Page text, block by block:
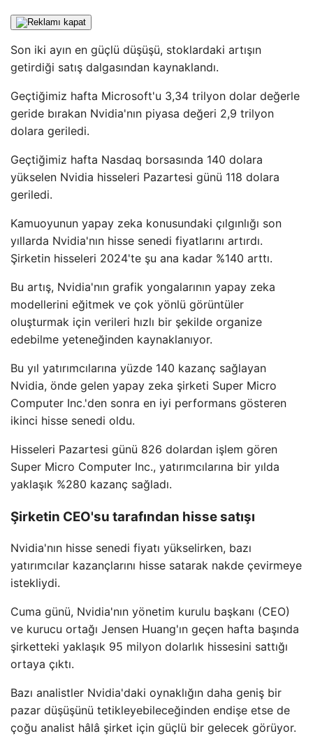
Son iki ayın en güçlü düşüşü, stoklardaki artışın
getirdiği satış dalgasından kaynaklandı.
Geçtiğimiz hafta Microsoft'u 3,34 trilyon dolar değerle
geride bırakan Nvidia'nın piyasa değeri 2,9 trilyon
dolara geriledi.
Geçtiğimiz hafta Nasdaq borsasında 140 dolara
yükselen Nvidia hisseleri Pazartesi günü 118 dolara
geriledi.
Kamuoyunun yapay zeka konusundaki çılgınlığı son
yıllarda Nvidia'nın hisse senedi fiyatlarını artırdı.
Şirketin hisseleri 2024'te şu ana kadar %140 arttı.
Bu artış, Nvidia'nın grafik yongalarının yapay zeka
modellerini eğitmek ve çok yönlü görüntüler
oluşturmak için verileri hızlı bir şekilde organize
edebilme yeteneğinden kaynaklanıyor.
Bu yıl yatırımcılarına yüzde 140 kazanç sağlayan
Nvidia, önde gelen yapay zeka şirketi Super Micro
Computer Inc.'den sonra en iyi performans gösteren
ikinci hisse senedi oldu.
Hisseleri Pazartesi günü 826 dolardan işlem gören
Super Micro Computer Inc., yatırımcılarına bir yılda
yaklaşık %280 kazanç sağladı.
Şirketin CEO'su tarafından hisse satışı
Nvidia'nın hisse senedi fiyatı yükselirken, bazı
yatırımcılar kazançlarını hisse satarak nakde çevirmeye
istekliydi.
Cuma günü, Nvidia'nın yönetim kurulu başkanı (CEO)
ve kurucu ortağı Jensen Huang'ın geçen hafta başında
şirketteki yaklaşık 95 milyon dolarlık hissesini sattığı
ortaya çıktı.
Bazı analistler Nvidia'daki oynaklığın daha geniş bir
pazar düşüşünü tetikleyebileceğinden endişe etse de
çoğu analist hâlâ şirket için güçlü bir gelecek görüyor.